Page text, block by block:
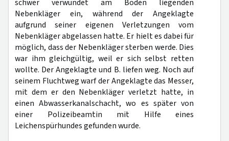
schwer verwundet am Boden liegenden
Nebenkläger ein, während der Angeklagte
aufgrund seiner eigenen Verletzungen vom
Nebenkläger abgelassen hatte. Er hielt es dabei für
möglich, dass der Nebenkläger sterben werde. Dies
war ihm gleichgültig, weil er sich selbst retten
wollte. Der Angeklagte und B. liefen weg. Noch auf
seinem Fluchtweg warf der Angeklagte das Messer,
mit dem er den Nebenkläger verletzt hatte, in
einen Abwasserkanalschacht, wo es später von
einer Polizeibeamtin mit Hilfe eines
Leichenspürhundes gefunden wurde.